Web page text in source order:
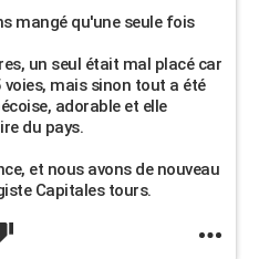
mangé qu'une seule fois
un seul était mal placé car
mais sinon tout a été
adorable et elle
du pays.
et nous avons de nouveau
Capitales tours.